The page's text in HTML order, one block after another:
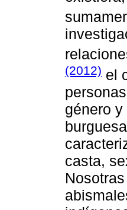
(2012) el
género
casta,